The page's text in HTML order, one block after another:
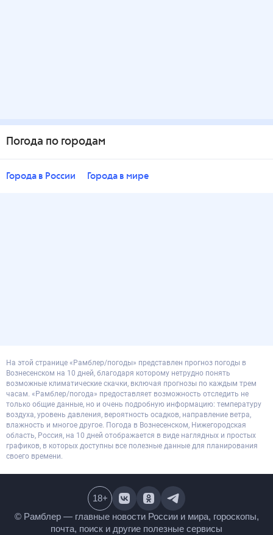
Погода по городам
Города в России Города в мире
На этой странице «Рамблер/погоды» представлен прогноз погоды в
Вознесенском на 10 дней, благодаря которому нетрудно понять
возможные климатические скачки, включая прогнозы по каждым трем
часам. «Рамблер/погода» предоставляет возможность отследить не
только общие данные, но и очень подробную информацию: температуру
воздуха, уровень давления, вероятность осадков, направление ветра,
влажность и многое другое. Погода в Вознесенском, Нижегородская
область, Россия, на 10 дней отображается в виде наглядных и простых
графиков, в которых доступны все полезные данные для планирования
своего времени.
© Рамблер — главные новости России и мира,
гороскопы, почта, поиск и другие полезные сервисы
18+